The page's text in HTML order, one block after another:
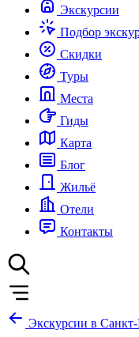
Экскурсии
Подбор
Скидки
Туры
Места
Гиды
Карта
Блог
Жильё
Отели
Контакты
Экскурсии в Санкт-